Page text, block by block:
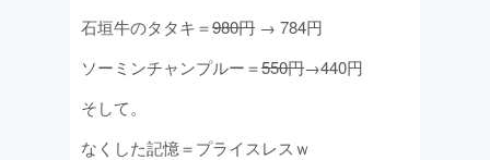
石垣牛のタタキ＝980円 → 784円
ソーミンチャンプルー＝550円→440円
そして。
なくした記憶＝プライスレスｗ